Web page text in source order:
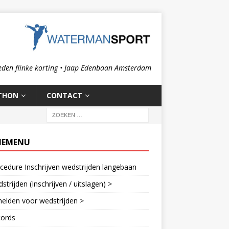
flinke korting • Jaap Edenbaan Amsterdam
CONTACT
Inschrijven wedstrijden langebaan
(Inschrijven / uitslagen) >
voor wedstrijden >